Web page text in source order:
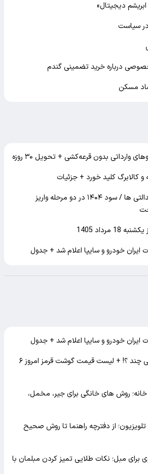
ابریشم دیجیتال»
سیاست
درباره خرید تضمینی گندم
مسکن
وارداتی بدون قرعه‌کشی + تحویل ۳۰ روزه
کالابرگ کلید خورد + جزئیات
خبر مهم برای سهام عدالتی ها / سود ۱۴۰۴ در دو مرحله واریز
مرداد 1405
خودرو و سایپا اعلام شد + جدول
خودرو و سایپا اعلام شد + جدول
گوشت خورشتی کیلویی چند ؟! + لیست قیمت گوشت قرمز امروز ۶
روش های خانگی برای جیر، مخمل،
از دفترچه راهنما تا روش صحیح
برای مبل؛ نکات طلایی تمیز کردن مبلمان با